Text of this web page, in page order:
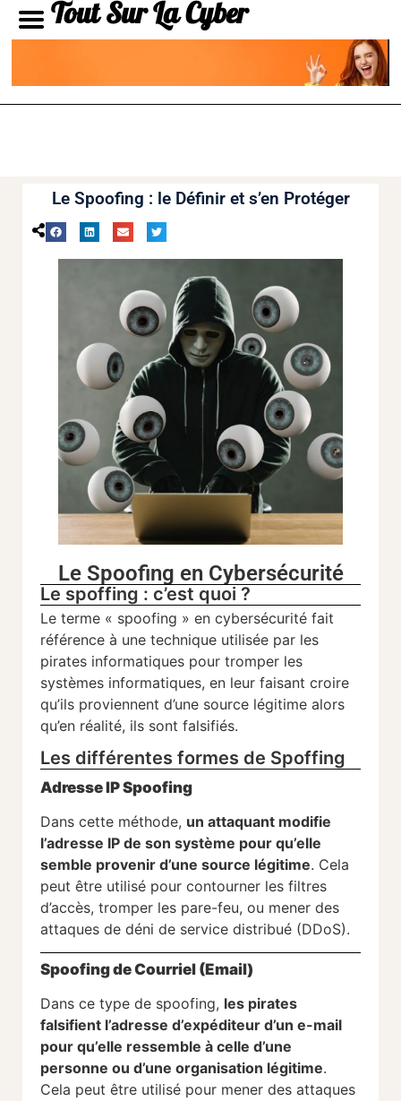
Tout Sur La Cyber
Le Spoofing : le Définir et s’en Protéger
Le Spoofing en Cybersécurité
Le spoffing : c’est quoi ?
Le terme « spoofing » en cybersécurité fait
référence à une technique utilisée par les
pirates informatiques pour tromper les
systèmes informatiques, en leur faisant croire
qu’ils proviennent d’une source légitime alors
qu’en réalité, ils sont falsifiés.
Les différentes formes de Spoffing
Adresse IP Spoofing
Dans cette méthode, un attaquant modifie
l’adresse IP de son système pour qu’elle
semble provenir d’une source légitime. Cela
peut être utilisé pour contourner les filtres
d’accès, tromper les pare-feu, ou mener des
attaques de déni de service distribué (DDoS).
Spoofing de Courriel (Email)
Dans ce type de spoofing, les pirates
falsifient l’adresse d’expéditeur d’un e-mail
pour qu’elle ressemble à celle d’une
personne ou d’une organisation légitime.
Cela peut être utilisé pour mener des attaques